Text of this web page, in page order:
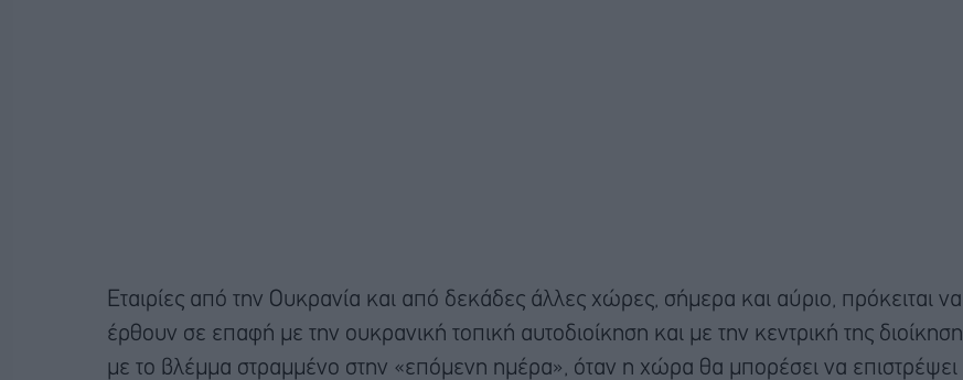
Εταιρίες από την Ουκρανία και από δεκάδες άλλες χώρες, σήμερα και αύριο, πρόκειται να
έρθουν σε επαφή με την ουκρανική τοπική αυτοδιοίκηση και με την κεντρική της διοίκηση,
με το βλέμμα στραμμένο στην «επόμενη ημέρα», όταν η χώρα θα μπορέσει να επιστρέψει